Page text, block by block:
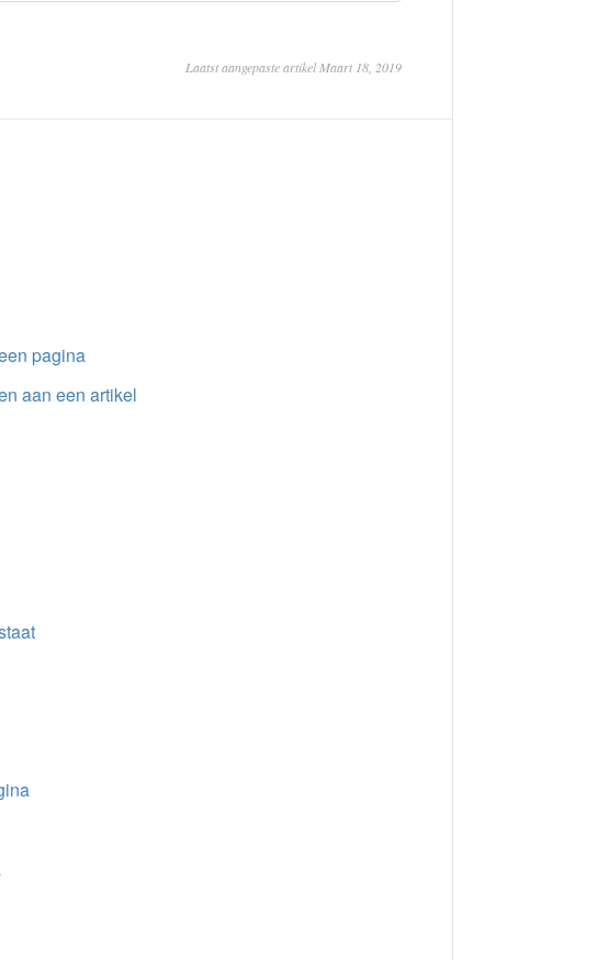
Laatst aangepaste artikel Maart 18, 2019
pagina
aan een artikel